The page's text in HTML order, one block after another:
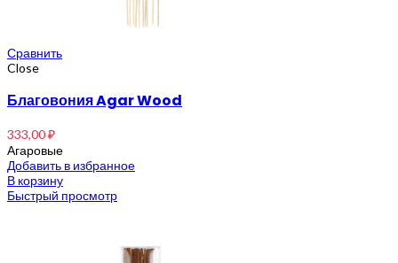
Сравнить
Close
Благовония Agar Wood
333,00₽
Агаровые
Добавить в избранное
В корзину
Быстрый просмотр